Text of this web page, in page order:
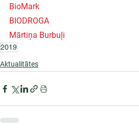
BioMark
BIODROGA
Mārtiņa Burbuļi
2019
Aktualitātes